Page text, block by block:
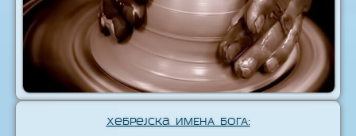
Хебрејска ИМЕНА БОГА: